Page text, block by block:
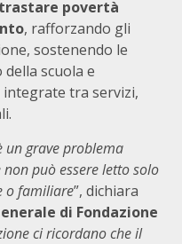
povertà
, rafforzando gli
sostenendo le
scuola e
tra servizi,
un grave problema
può essere letto solo
o familiare”, dichiara
di Fondazione
ci ricordano che il